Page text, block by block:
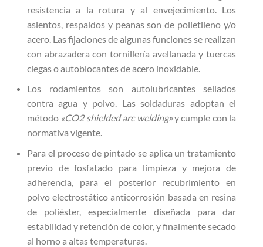
resistencia a la rotura y al envejecimiento. Los
asientos, respaldos y peanas son de polietileno y/o
acero. Las fijaciones de algunas funciones se realizan
con abrazadera con tornillería avellanada y tuercas
ciegas o autoblocantes de acero inoxidable.
Los rodamientos son autolubricantes sellados
contra agua y polvo. Las soldaduras adoptan el
método «CO2 shielded arc welding»y cumple con la
normativa vigente.
Para el proceso de pintado se aplica un tratamiento
previo de fosfatado para limpieza y mejora de
adherencia, para el posterior recubrimiento en
polvo electrostático anticorrosión basada en resina
de poliéster, especialmente diseñada para dar
estabilidad y retención de color, y finalmente secado
al horno a altas temperaturas.